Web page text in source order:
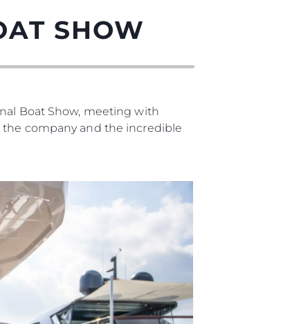
SHOW
Boat Show, meeting with
the company and the incredible